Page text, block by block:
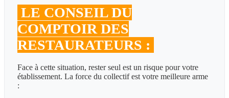
LE CONSEIL DU
COMPTOIR DES
RESTAURATEURS :
Face à cette situation, rester seul est un risque pour votre
établissement. La force du collectif est votre meilleure arme
: